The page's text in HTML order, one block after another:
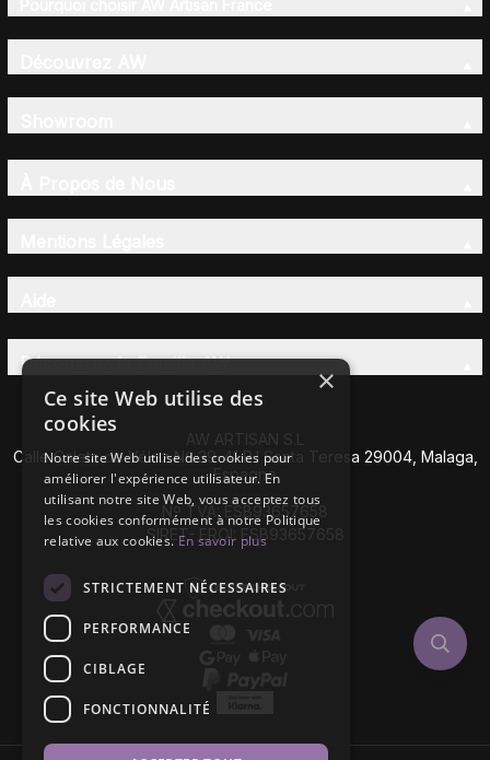
Découvrez la Famille AW
AW ARTISAN S.L
Calle Caleta de Vélez Nº 39-41 P.I Santa Teresa 29004, Malaga,
Espagne
Nº TVA: ESB93657658
SIRET- EROI: ESB93657658
×
Ce site Web utilise des
cookies
Notre site Web utilise des cookies pour
améliorer l'expérience utilisateur. En
utilisant notre site Web, vous acceptez tous
les cookies conformément à notre Politique
relative aux cookies.En savoir plus
STRICTEMENT NÉCESSAIRES
PERFORMANCE
CIBLAGE
FONCTIONNALITÉ